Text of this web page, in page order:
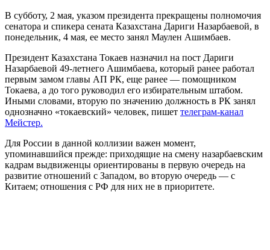
В субботу, 2 мая, указом президента прекращены полномочия
сенатора и спикера сената Казахстана Дариги Назарбаевой, в
понедельник, 4 мая, ее место занял Маулен Ашимбаев.
Президент Казахстана Токаев назначил на пост Дариги
Назарбаевой 49-летнего Ашимбаева, который ранее работал
первым замом главы АП РК, еще ранее — помощником
Токаева, а до того руководил его избирательным штабом.
Иными словами, вторую по значению должность в РК занял
однозначно «токаевский» человек, пишет телеграм-канал
Мейстер.
Для России в данной коллизии важен момент,
упоминавшийся прежде: приходящие на смену назарбаевским
кадрам выдвиженцы ориентированы в первую очередь на
развитие отношений с Западом, во вторую очередь — с
Китаем; отношения с РФ для них не в приоритете.